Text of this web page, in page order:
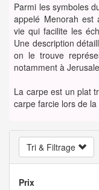
Parmi les symboles
appelé Menorah est
vie qui facilite les
Une description
on le trouve
notamment à
La carpe est un plat
carpe farcie lors de
Tri & Filtrage
Prix